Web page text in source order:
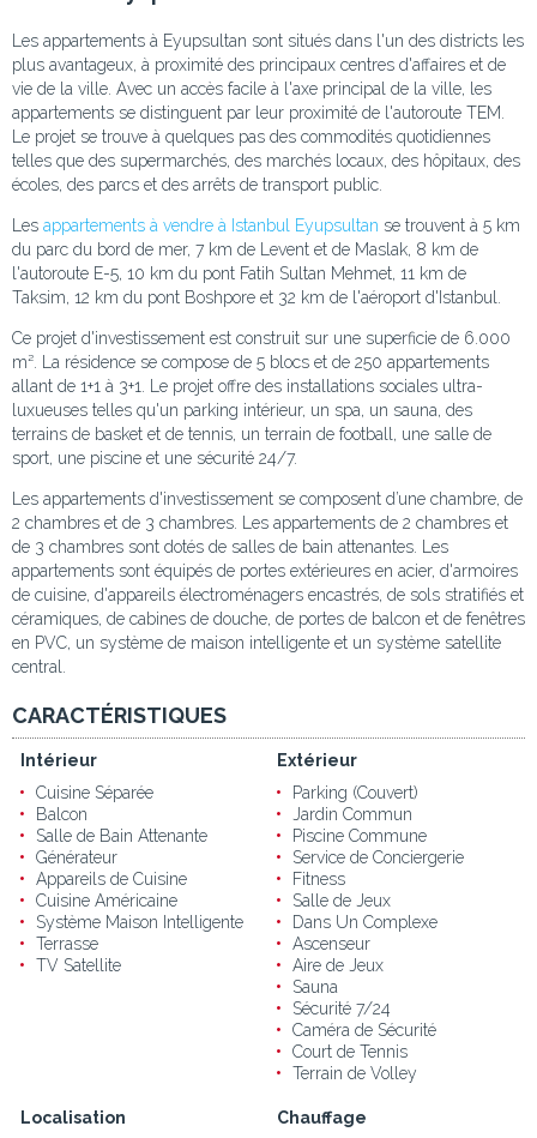
Les appartements à Eyupsultan sont situés dans l'un des districts les
plus avantageux, à proximité des principaux centres d'affaires et de
vie de la ville. Avec un accès facile à l'axe principal de la ville, les
appartements se distinguent par leur proximité de l'autoroute TEM.
Le projet se trouve à quelques pas des commodités quotidiennes
telles que des supermarchés, des marchés locaux, des hôpitaux, des
écoles, des parcs et des arrêts de transport public.
Les appartements à vendre à Istanbul Eyupsultan se trouvent à 5 km
du parc du bord de mer, 7 km de Levent et de Maslak, 8 km de
l'autoroute E-5, 10 km du pont Fatih Sultan Mehmet, 11 km de
Taksim, 12 km du pont Boshpore et 32 km de l'aéroport d'Istanbul.
Ce projet d'investissement est construit sur une superficie de 6.000
m². La résidence se compose de 5 blocs et de 250 appartements
allant de 1+1 à 3+1. Le projet offre des installations sociales ultra-
luxueuses telles qu'un parking intérieur, un spa, un sauna, des
terrains de basket et de tennis, un terrain de football, une salle de
sport, une piscine et une sécurité 24/7.
Les appartements d'investissement se composent d’une chambre, de
2 chambres et de 3 chambres. Les appartements de 2 chambres et
de 3 chambres sont dotés de salles de bain attenantes. Les
appartements sont équipés de portes extérieures en acier, d'armoires
de cuisine, d'appareils électroménagers encastrés, de sols stratifiés et
céramiques, de cabines de douche, de portes de balcon et de fenêtres
en PVC, un système de maison intelligente et un système satellite
central.
CARACTÉRISTIQUES
Intérieur
Cuisine Séparée
Balcon
Salle de Bain Attenante
Générateur
Appareils de Cuisine
Cuisine Américaine
Système Maison Intelligente
Terrasse
TV Satellite
Extérieur
Parking (Couvert)
Jardin Commun
Piscine Commune
Service de Conciergerie
Fitness
Salle de Jeux
Dans Un Complexe
Ascenseur
Aire de Jeux
Sauna
Sécurité 7/24
Caméra de Sécurité
Court de Tennis
Terrain de Volley
Localisation
Chauffage